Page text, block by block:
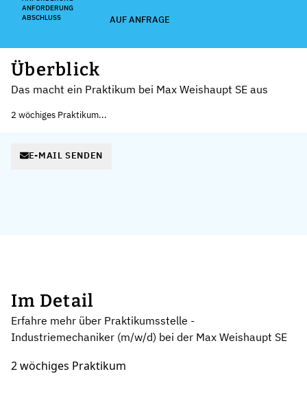
ANFORDERUNG
ABSCHLUSS
AUF ANFRAGE
Überblick
Das macht ein Praktikum bei Max Weishaupt SE aus
2 wöchiges Praktikum...
E-MAIL SENDEN
Im Detail
Erfahre mehr über Praktikumsstelle -
Industriemechaniker (m/w/d) bei der Max Weishaupt SE
2 wöchiges Praktikum